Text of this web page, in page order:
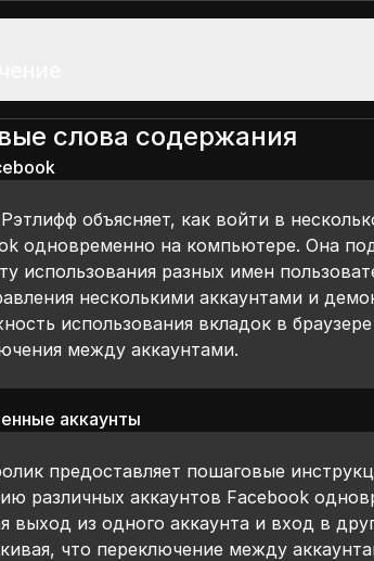
слова содержания
объясняет, как войти в
одновременно на компьютере. Она
использования разных имен
несколькими аккаунтами и
использования вкладок в
между аккаунтами.
аккаунты
предоставляет пошаговые
различных аккаунтов Facebook
выход из одного аккаунта и вход в
что переключение между